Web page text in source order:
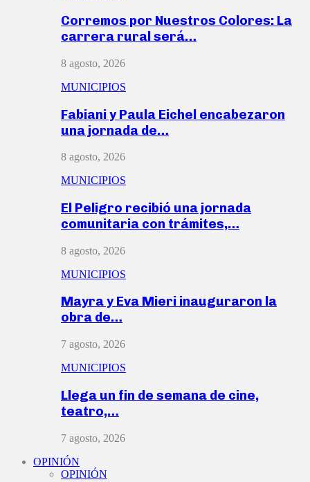
Corremos por Nuestros Colores: La
carrera rural será…
8 agosto, 2026
MUNICIPIOS
Fabiani y Paula Eichel encabezaron
una jornada de…
8 agosto, 2026
MUNICIPIOS
El Peligro recibió una jornada
comunitaria con trámites,…
8 agosto, 2026
MUNICIPIOS
Mayra y Eva Mieri inauguraron la
obra de…
7 agosto, 2026
MUNICIPIOS
Llega un fin de semana de cine,
teatro,…
7 agosto, 2026
OPINIÓN
OPINIÓN